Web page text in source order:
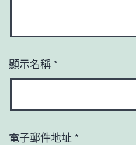
顯示名稱 *
電子郵件地址 *